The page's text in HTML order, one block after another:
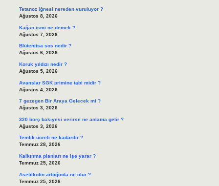
Tetanoz iğnesi nereden vuruluyor ?
Ağustos 8, 2026
Kağan ismi ne demek ?
Ağustos 7, 2026
Blütenitsa sos nedir ?
Ağustos 6, 2026
Koruk yıldızı nedir ?
Ağustos 5, 2026
Avanslar SGK primine tabi midir ?
Ağustos 4, 2026
7 gezegen Bir Araya Gelecek mi ?
Ağustos 3, 2026
320 borç bakiyesi verirse ne anlama gelir ?
Ağustos 3, 2026
Temlik ücreti ne kadardır ?
Temmuz 28, 2026
Kalkınma planları ne işe yarar ?
Temmuz 25, 2026
Asetilkolin arttığında ne olur ?
Temmuz 25, 2026